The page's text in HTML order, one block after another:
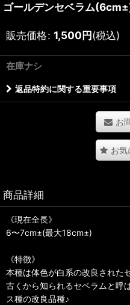
ゴールデンセベラム
販売価格: 1,500円(税込)
在庫ナシ
返品特約に関する重要事項
お
お気
商品詳細
《現在全長》
6〜7cm±(最大18cm±)
《特徴》
本種は体色が白系の改良された
古くから知られるセベラムと呼
ス種の改良品種♪